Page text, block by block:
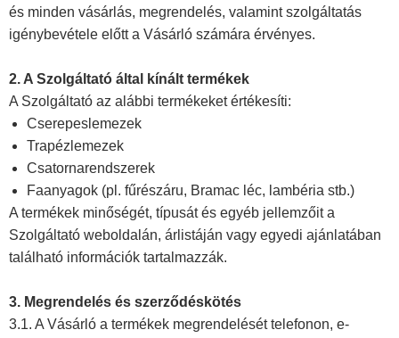
és minden vásárlás, megrendelés, valamint szolgáltatás
igénybevétele előtt a Vásárló számára érvényes.
2. A Szolgáltató által kínált termékek
A Szolgáltató az alábbi termékeket értékesíti:
Cserepeslemezek
Trapézlemezek
Csatornarendszerek
Faanyagok (pl. fűrészáru, Bramac léc, lambéria stb.)
A termékek minőségét, típusát és egyéb jellemzőit a
Szolgáltató weboldalán, árlistáján vagy egyedi ajánlatában
található információk tartalmazzák.
3. Megrendelés és szerződéskötés
3.1. A Vásárló a termékek megrendelését telefonon, e-